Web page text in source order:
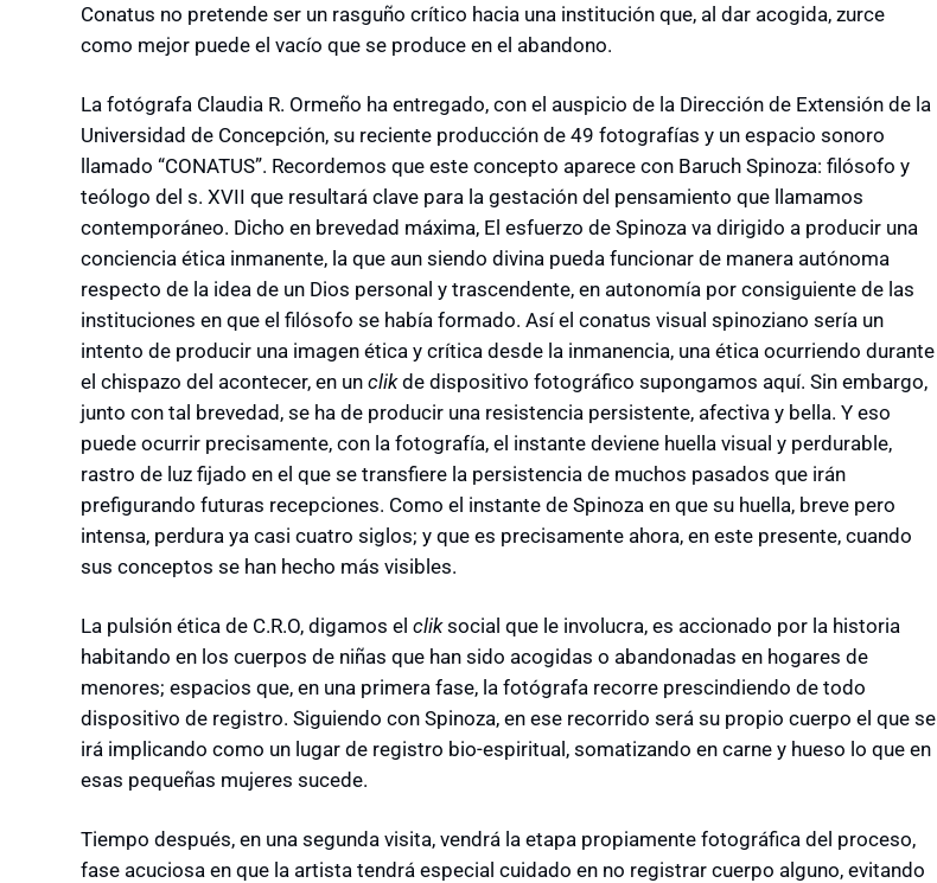
Conatus no pretende ser un rasguño crítico hacia una institución que, al dar acogida, zurce
como mejor puede el vacío que se produce en el abandono.
La fotógrafa Claudia R. Ormeño ha entregado, con el auspicio de la Dirección de Extensión de la
Universidad de Concepción, su reciente producción de 49 fotografías y un espacio sonoro
llamado “CONATUS”. Recordemos que este concepto aparece con Baruch Spinoza: filósofo y
teólogo del s. XVII que resultará clave para la gestación del pensamiento que llamamos
contemporáneo. Dicho en brevedad máxima, El esfuerzo de Spinoza va dirigido a producir una
conciencia ética inmanente, la que aun siendo divina pueda funcionar de manera autónoma
respecto de la idea de un Dios personal y trascendente, en autonomía por consiguiente de las
instituciones en que el filósofo se había formado. Así el conatus visual spinoziano sería un
intento de producir una imagen ética y crítica desde la inmanencia, una ética ocurriendo durante
el chispazo del acontecer, en un clikde dispositivo fotográfico supongamos aquí. Sin embargo,
junto con tal brevedad, se ha de producir una resistencia persistente, afectiva y bella. Y eso
puede ocurrir precisamente, con la fotografía, el instante deviene huella visual y perdurable,
rastro de luz fijado en el que se transfiere la persistencia de muchos pasados que irán
prefigurando futuras recepciones. Como el instante de Spinoza en que su huella, breve pero
intensa, perdura ya casi cuatro siglos; y que es precisamente ahora, en este presente, cuando
sus conceptos se han hecho más visibles.
La pulsión ética de C.R.O, digamos el cliksocial que le involucra, es accionado por la historia
habitando en los cuerpos de niñas que han sido acogidas o abandonadas en hogares de
menores; espacios que, en una primera fase, la fotógrafa recorre prescindiendo de todo
dispositivo de registro. Siguiendo con Spinoza, en ese recorrido será su propio cuerpo el que se
irá implicando como un lugar de registro bio-espiritual, somatizando en carne y hueso lo que en
esas pequeñas mujeres sucede.
Tiempo después, en una segunda visita, vendrá la etapa propiamente fotográfica del proceso,
fase acuciosa en que la artista tendrá especial cuidado en no registrar cuerpo alguno, evitando